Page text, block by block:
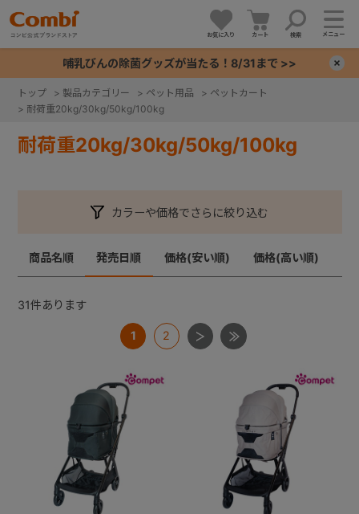
お気に入り カート 検索 メニュー
哺乳びんの除菌グッズが当たる！8/31まで >>
トップ > 製品カテゴリー > ペット用品 > ペットカート
> 耐荷重20kg/30kg/50kg/100kg
耐荷重20kg/30kg/50kg/100kg
カラーや価格でさらに絞り込む
商品名順 発売日順 価格(安い順) 価格(高い順)
31件あります
1 2